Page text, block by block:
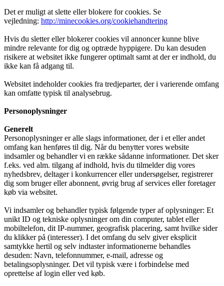
Det er muligt at slette eller blokere for cookies. Se
vejledning: http://minecookies.org/cookiehandtering
Hvis du sletter eller blokerer cookies vil annoncer kunne blive
mindre relevante for dig og optræde hyppigere. Du kan desuden
risikere at websitet ikke fungerer optimalt samt at der er indhold, du
ikke kan få adgang til.
Websitet indeholder cookies fra tredjeparter, der i varierende omfang
kan omfatte typisk til analysebrug.
Personoplysninger
Generelt
Personoplysninger er alle slags informationer, der i et eller andet
omfang kan henføres til dig. Når du benytter vores website
indsamler og behandler vi en række sådanne informationer. Det sker
f.eks. ved alm. tilgang af indhold, hvis du tilmelder dig vores
nyhedsbrev, deltager i konkurrencer eller undersøgelser, registrerer
dig som bruger eller abonnent, øvrig brug af services eller foretager
køb via websitet.
Vi indsamler og behandler typisk følgende typer af oplysninger: Et
unikt ID og tekniske oplysninger om din computer, tablet eller
mobiltelefon, dit IP-nummer, geografisk placering, samt hvilke sider
du klikker på (interesser). I det omfang du selv giver eksplicit
samtykke hertil og selv indtaster informationerne behandles
desuden: Navn, telefonnummer, e-mail, adresse og
betalingsoplysninger. Det vil typisk være i forbindelse med
oprettelse af login eller ved køb.